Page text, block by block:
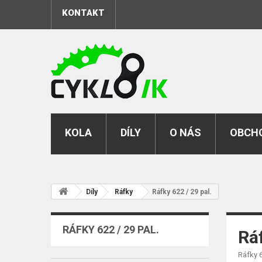
KONTAKT
KOLA DÍLY O NÁS
Díly Ráfky Ráfky 622 / 29 pal.
RÁFKY 622 / 29 PAL.
Ráfky